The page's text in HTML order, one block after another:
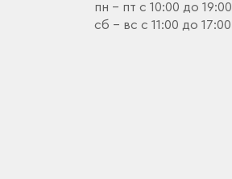
пн - пт с 10:00 до 19:00
сб - вс с 11:00 до 17:00